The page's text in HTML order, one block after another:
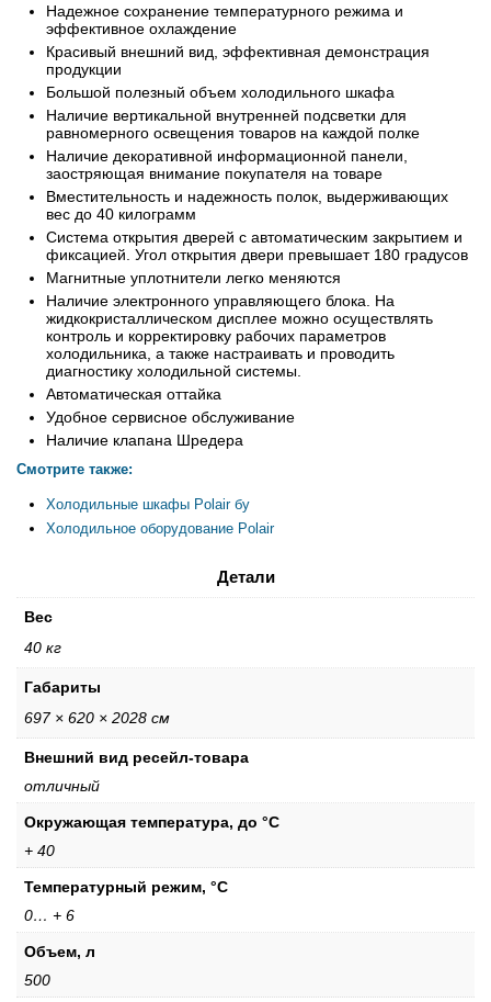
Надежное сохранение температурного режима и
эффективное охлаждение
Красивый внешний вид, эффективная демонстрация
продукции
Большой полезный объем холодильного шкафа
Наличие вертикальной внутренней подсветки для
равномерного освещения товаров на каждой полке
Наличие декоративной информационной панели,
заостряющая внимание покупателя на товаре
Вместительность и надежность полок, выдерживающих
вес до 40 килограмм
Система открытия дверей с автоматическим закрытием и
фиксацией. Угол открытия двери превышает 180 градусов
Магнитные уплотнители легко меняются
Наличие электронного управляющего блока. На
жидкокристаллическом дисплее можно осуществлять
контроль и корректировку рабочих параметров
холодильника, а также настраивать и проводить
диагностику холодильной системы.
Автоматическая оттайка
Удобное сервисное обслуживание
Наличие клапана Шредера
Смотрите также:
Холодильные шкафы Polair бу
Холодильное оборудование Polair
Детали
Вес
40 кг
Габариты
697 × 620 × 2028 см
Внешний вид ресейл-товара
отличный
Окружающая температура, до °С
+ 40
Температурный режим, °С
0… + 6
Объем, л
500